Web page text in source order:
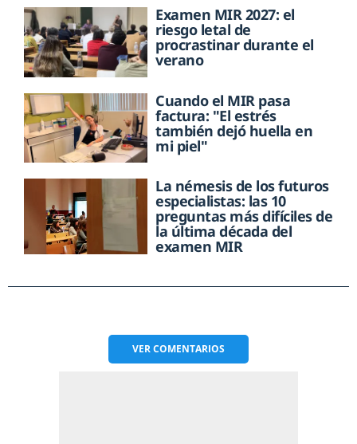
Examen MIR 2027: el
riesgo letal de
procrastinar durante el
verano
Cuando el MIR pasa
factura: "El estrés
también dejó huella en
mi piel"
La némesis de los futuros
especialistas: las 10
preguntas más difíciles de
la última década del
examen MIR
VERCOMENTARIOS